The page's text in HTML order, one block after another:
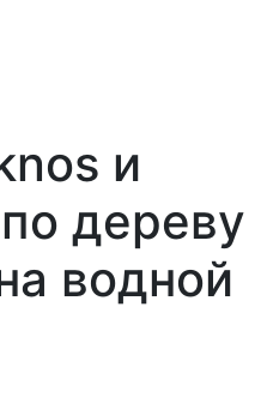
и
дереву
водной